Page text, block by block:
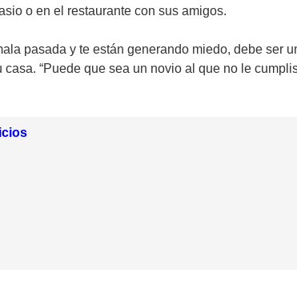
o en el restaurante con sus amigos.
pasada y te están generando miedo, debe ser
“Puede que sea un novio al que no le